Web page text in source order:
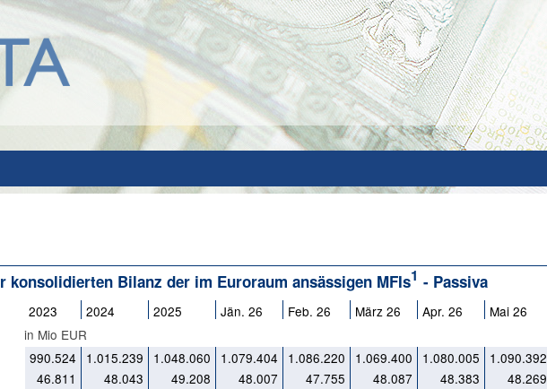
konsolidierten Bilanz der im Euroraum ansässigen MFIs1 - Passiva
2023 2024 2025 Jän. 26 Feb. 26 März 26 Apr. 26 Mai 26
in Mio EUR
990.524 1.015.239 1.048.060 1.079.404 1.086.220 1.069.400 1.080.005 1.090.392
46.811 48.043 49.208 48.007 47.755 48.087 48.383 48.269